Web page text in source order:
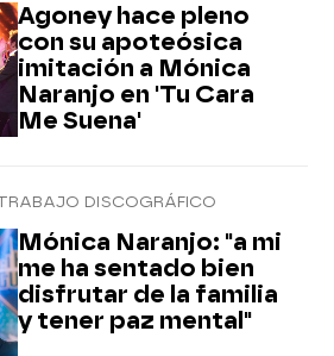
Agoney hace pleno
con su apoteósica
imitación a Mónica
Naranjo en 'Tu Cara
Me Suena'
DISCOGRÁFICO
Mónica Naranjo: "a mi
me ha sentado bien
disfrutar de la familia
y tener paz mental"